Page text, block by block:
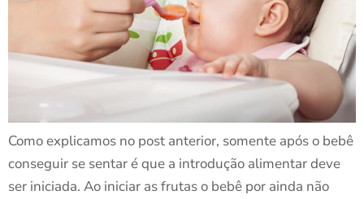
Como explicamos no post anterior, somente após o bebê
conseguir se sentar é que a introdução alimentar deve
ser iniciada. Ao iniciar as frutas o bebê por ainda não